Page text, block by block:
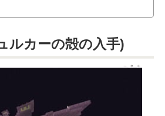
ルカーの殻の入手)